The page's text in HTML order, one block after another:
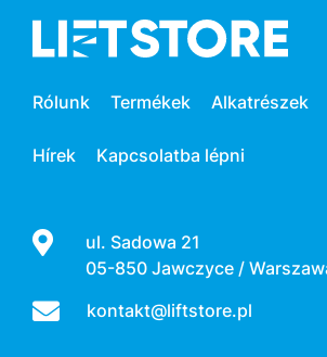
Rólunk Termékek Alkatrészek
Hírek Kapcsolatba lépni
ul. Sadowa 21
05-850 Jawczyce /
kontakt@liftstore.pl